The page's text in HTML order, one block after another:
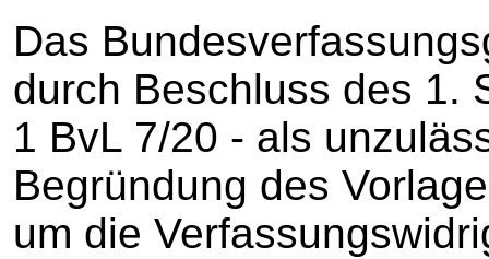
Das
durch Beschluss des 1.
1 BvL 7/20 - als
Begründung des
um die